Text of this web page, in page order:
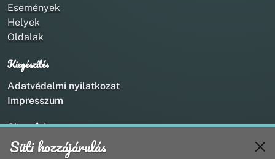
Események
Helyek
Oldalak
Kiegészítés
Adatvédelmi nyilatkozat
Impresszum
Kapcsolat
+36 20 211 1888
Süti hozzájárulás